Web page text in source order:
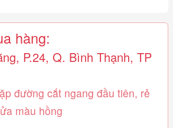
hàng:
P.24, Q. Bình Thạnh, TP
đường cắt ngang đầu tiên, rẻ
màu hồng